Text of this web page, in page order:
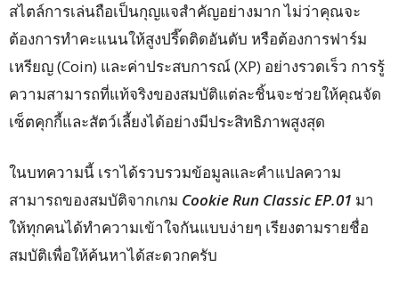
สไตล์การเล่นถือเป็นกุญแจสำคัญอย่างมาก ไม่ว่าคุณจะ
ต้องการทำคะแนนให้สูงปรี๊ดติดอันดับ หรือต้องการฟาร์ม
เหรียญ (Coin) และค่าประสบการณ์ (XP) อย่างรวดเร็ว การรู้
ความสามารถที่แท้จริงของสมบัติแต่ละชิ้นจะช่วยให้คุณจัด
เซ็ตคุกกี้และสัตว์เลี้ยงได้อย่างมีประสิทธิภาพสูงสุด
ในบทความนี้ เราได้รวบรวมข้อมูลและคำแปลความ
สามารถของสมบัติจากเกม Cookie Run Classic EP.01 มา
ให้ทุกคนได้ทำความเข้าใจกันแบบง่ายๆ เรียงตามรายชื่อ
สมบัติเพื่อให้ค้นหาได้สะดวกครับ